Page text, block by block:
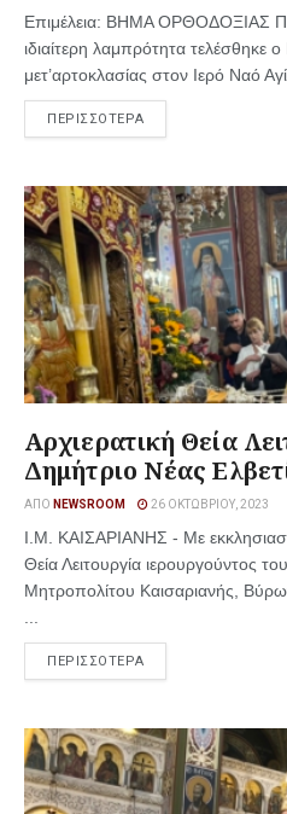
Επιμέλεια: ΒΗΜΑ ΟΡΘΟΔΟΞΙΑΣ
ιδιαίτερη λαμπρότητα τελέσθηκε
μετ’αρτοκλασίας στον Ιερό Ναό
ΠΕΡΙΣΣΟΤΕΡΑ
Αρχιερατική Θεία
Δημήτριο Νέας
ΑΠΌ NEWSROOM 26 ΟΚΤΩΒΡΊΟΥ, 2023
Ι.Μ. ΚΑΙΣΑΡΙΑΝΗΣ - Με
Θεία Λειτουργία ιερουργούντος
Μητροπολίτου Καισαριανής,
ΠΕΡΙΣΣΟΤΕΡΑ